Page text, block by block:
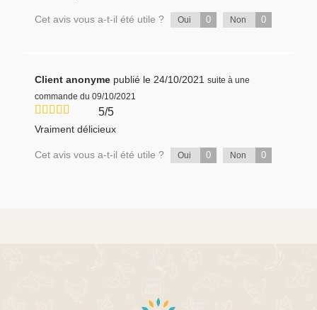
Cet avis vous a-t-il été utile ? Oui 0 Non 0
Client anonyme publié le 24/10/2021 suite à une
commande du 09/10/2021
5/5
Vraiment délicieux
Cet avis vous a-t-il été utile ? Oui 0 Non 0